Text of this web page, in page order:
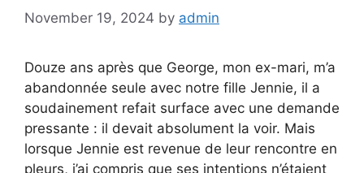
November 19, 2024 by admin
Douze ans après que George, mon ex-mari, m’a
abandonnée seule avec notre fille Jennie, il a
soudainement refait surface avec une demande
pressante : il devait absolument la voir. Mais
lorsque Jennie est revenue de leur rencontre en
pleurs, j’ai compris que ses intentions n’étaient